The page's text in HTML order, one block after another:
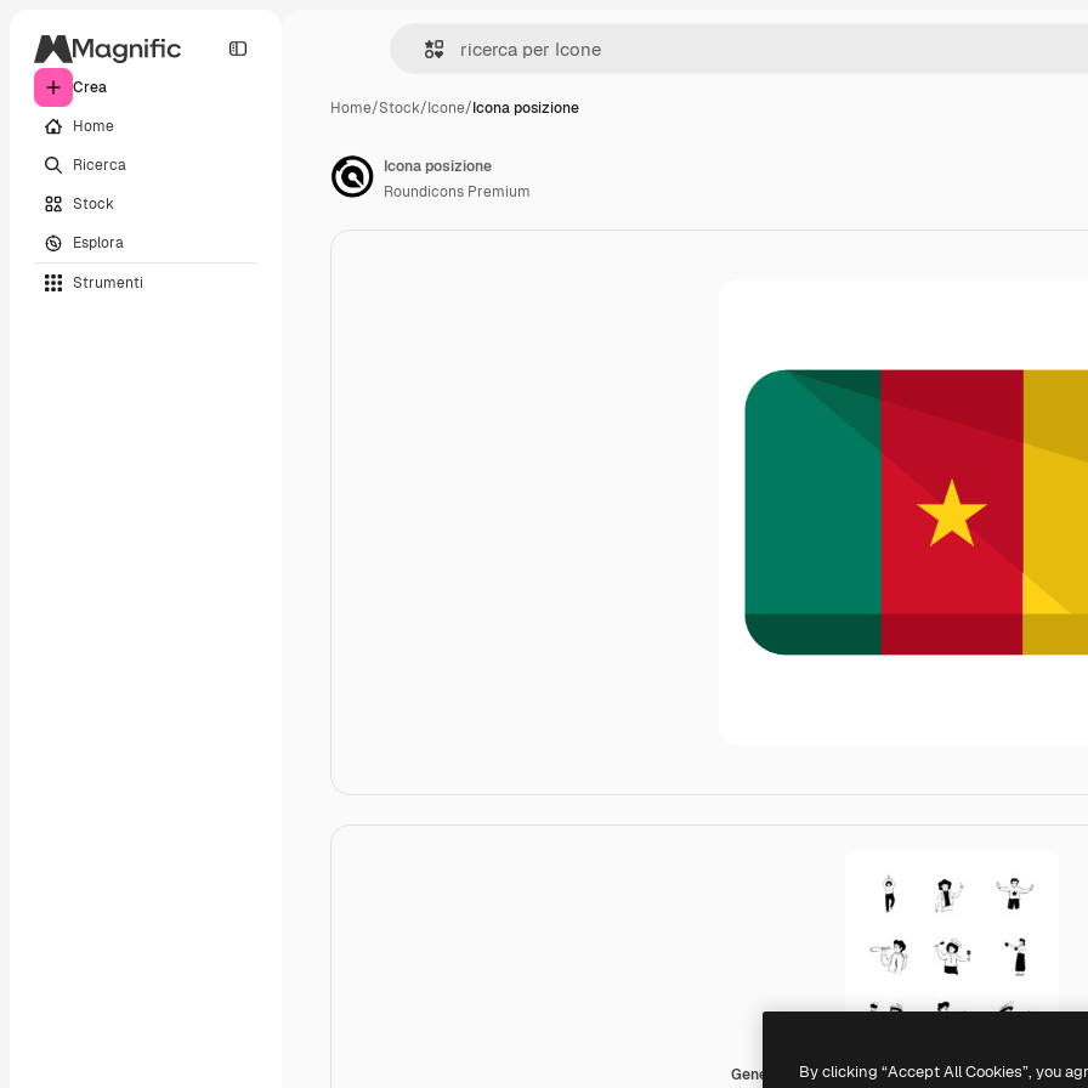
Crea
Home
Ricerca
Stock
Esplora
Strumenti
Home/Stock/Icone/Icona posizione
Generic Others
Icona posizione
Roundicons Premium
By clicking “Accept All Cookies”, you